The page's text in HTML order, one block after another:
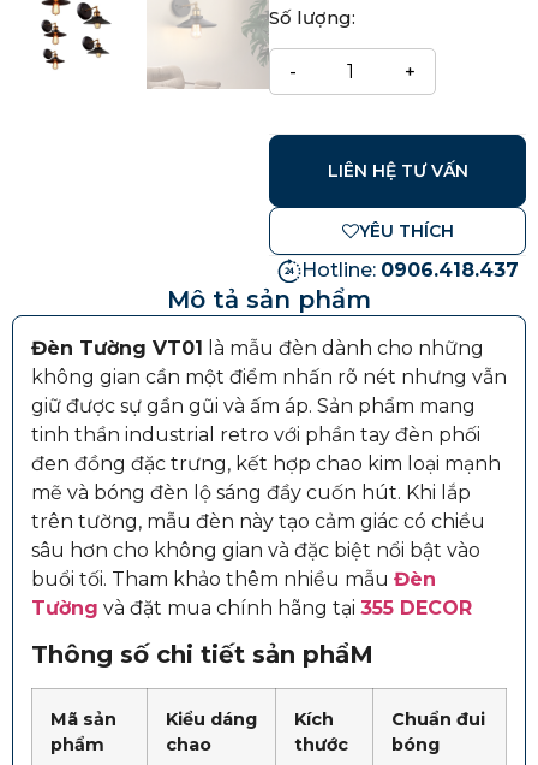
Số lượng:
LIÊN HỆ TƯ VẤN
YÊU THÍCH
Hotline: 0906.418.437
Mô tả sản phẩm
Đèn Tường VT01 là mẫu đèn dành cho những
không gian cần một điểm nhấn rõ nét nhưng vẫn
giữ được sự gần gũi và ấm áp. Sản phẩm mang
tinh thần industrial retro với phần tay đèn phối
đen đồng đặc trưng, kết hợp chao kim loại mạnh
mẽ và bóng đèn lộ sáng đầy cuốn hút. Khi lắp
trên tường, mẫu đèn này tạo cảm giác có chiều
sâu hơn cho không gian và đặc biệt nổi bật vào
buổi tối. Tham khảo thêm nhiều mẫu Đèn
Tường và đặt mua chính hãng tại 355 DECOR
Thông số chi tiết sản phẩM
Mã sản
phẩm
Kiểu dáng
chao
Kích
thước
Chuẩn đui
bóng